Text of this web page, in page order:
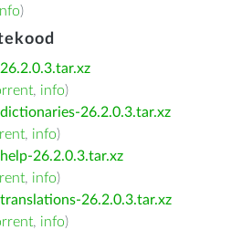
)
, info)
26.2.0.3.tar.xz
, info)
26.2.0.3.tar.xz
, info)
26.2.0.3.tar.xz
, info)